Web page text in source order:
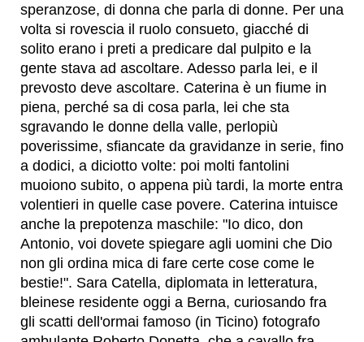
speranzose, di donna che parla di donne. Per una
volta si rovescia il ruolo consueto, giacché di
solito erano i preti a predicare dal pulpito e la
gente stava ad ascoltare. Adesso parla lei, e il
prevosto deve ascoltare. Caterina è un fiume in
piena, perché sa di cosa parla, lei che sta
sgravando le donne della valle, perlopiù
poverissime, sfiancate da gravidanze in serie, fino
a dodici, a diciotto volte: poi molti fantolini
muoiono subito, o appena più tardi, la morte entra
volentieri in quelle case povere. Caterina intuisce
anche la prepotenza maschile: "Io dico, don
Antonio, voi dovete spiegare agli uomini che Dio
non gli ordina mica di fare certe cose come le
bestie!". Sara Catella, diplomata in letteratura,
bleinese residente oggi a Berna, curiosando fra
gli scatti dell'ormai famoso (in Ticino) fotografo